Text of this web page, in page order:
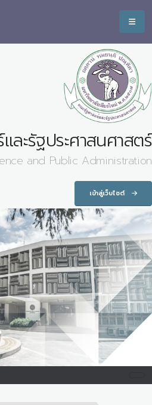
ละรัฐประศาสนศาสตร์
and Public Administration
เข้าสู่เว็บไซต์